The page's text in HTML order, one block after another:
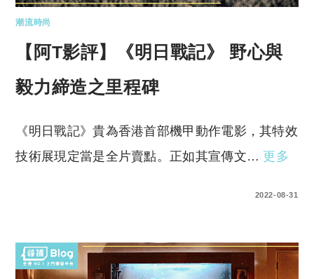
潮流時尚
【阿T影評】《明日戰記》 野心與
毅力締造之里程碑
《明日戰記》貴為香港首部機甲動作電影，其特效
技術展現定當是全片賣點。正如其宣傳文… 更多
2022-08-31